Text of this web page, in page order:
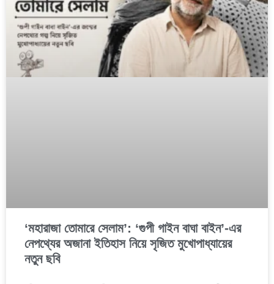
‘মহারাজা তোমারে সেলাম’: ‘গুপী গাইন বাঘা বাইন’-এর
নেপথ্যের অজানা ইতিহাস নিয়ে সৃজিত মুখোপাধ্যায়ের
নতুন ছবি